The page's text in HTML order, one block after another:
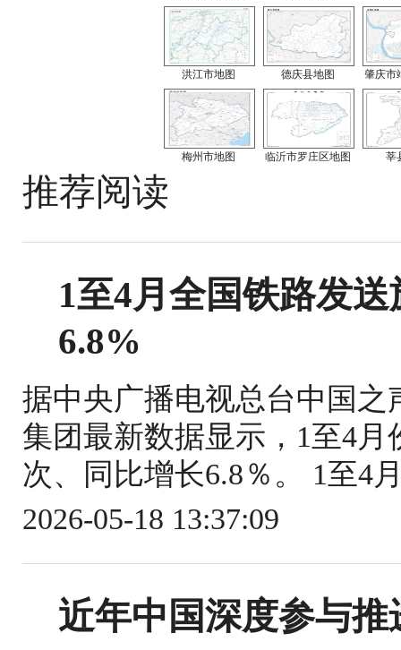
洪江市地图 德庆县地图 肇庆市
梅州市地图 临沂市罗庄区地图 莘
推荐阅读
1至4月全国铁路发
6.8%
据中央广播电视总台中国
集团最新数据显示，1至4月
次、同比增长6.8％。 1至4
2026-05-18 13:37:09
近年中国深度参与